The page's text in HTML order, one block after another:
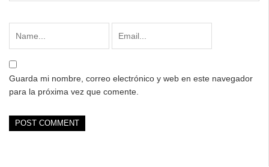
Guarda mi nombre, correo electrónico y web en este navegador
para la próxima vez que comente.